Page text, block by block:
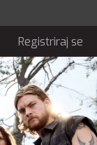
Registriraj se